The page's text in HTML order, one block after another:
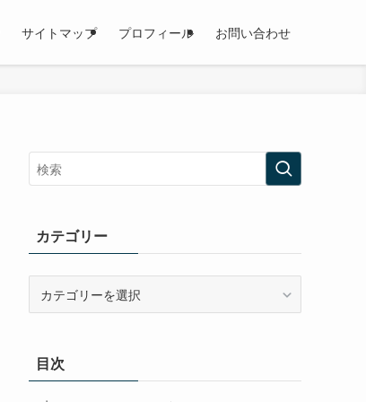
サイトマップ プロフィール お問い合わせ
カテゴリー
ー目次